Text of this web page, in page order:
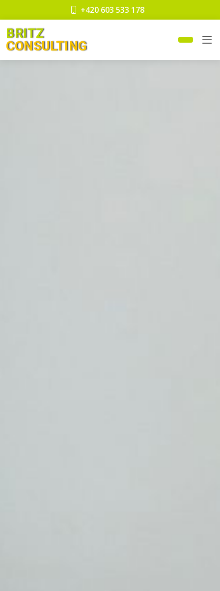
+420 603 533 178
BRITZ
CONSULTING